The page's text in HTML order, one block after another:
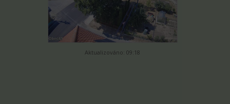
Aktualizováno: 09:18